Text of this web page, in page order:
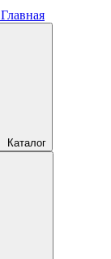
Главная
Каталог